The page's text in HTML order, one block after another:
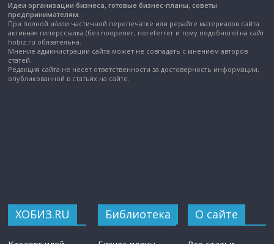
Идеи организации бизнеса, готовые бизнес-планы, советы
предпринимателям.
При полной и/или частичной перепечатке или рерайте материалов сайта
активная гиперссылка (без noopener, noreferrer и тому подобного) на сайт
hobiz.ru обязательна.
Мнение администрации сайта может не совпадать с мнением авторов
статей.
Редакция сайта не несет ответственности за достоверность информации,
опубликованной в статьях на сайте.
ХОБИЗ.RU Библиотека О сайте